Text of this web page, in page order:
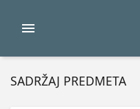
SADRŽAJ PREDMETA